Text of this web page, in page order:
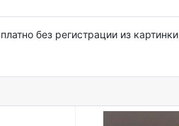
без регистрации из картинки